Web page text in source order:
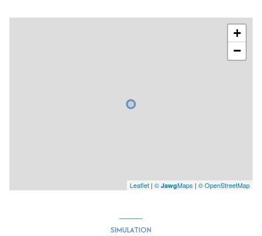
+
−
Leaflet | © JawgMaps | © OpenStreetMap
SIMULATION